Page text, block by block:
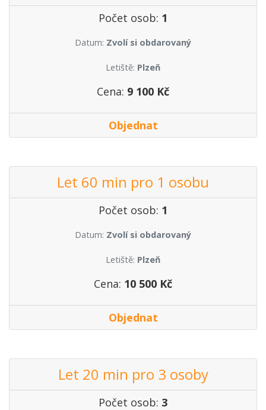
Počet osob: 1
Datum: Zvolí si obdarovaný
Letiště: Plzeň
Cena: 9 100 Kč
Objednat
Let 60 min pro 1 osobu
Počet osob: 1
Datum: Zvolí si obdarovaný
Letiště: Plzeň
Cena: 10 500 Kč
Objednat
Let 20 min pro 3 osoby
Počet osob: 3